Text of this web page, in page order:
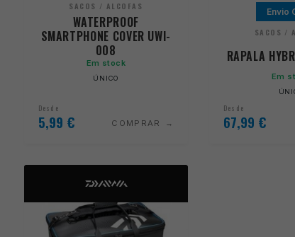
SACOS / ALCOFAS
WATERPROOF
SMARTPHONE COVER UWI-
008
Em stock
ÚNICO
Desde
5,99 € COMPRAR
Envio
SACOS /
RAPALA
Em
Desde
67,99 €